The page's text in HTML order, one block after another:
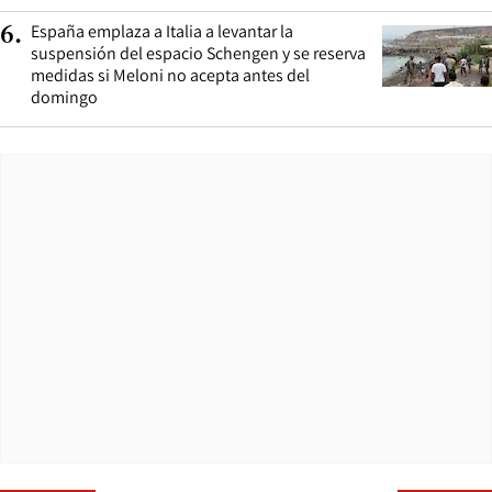
6. España emplaza a Italia a levantar la
suspensión del espacio Schengen y se reserva
medidas si Meloni no acepta antes del
domingo